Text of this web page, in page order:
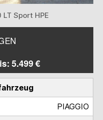
Sport HPE
5.499 €
PIAGGIO